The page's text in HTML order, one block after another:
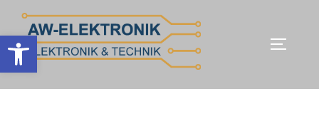
Werkzeugleiste öffnen
springen